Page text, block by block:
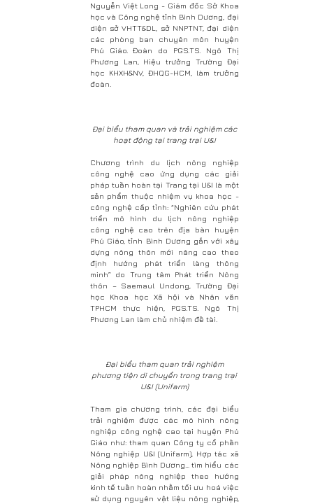
Nguyễn Việt Long - Giám đốc Sở Khoa
học và Công nghệ tỉnh Bình Dương, đại
diện sở VHTT&DL, sở NNPTNT, đại diện
các phòng ban chuyên môn huyện
Phú Giáo. Đoàn do PGS.TS. Ngô Thị
Phương Lan, Hiệu trưởng Trường Đại
học KHXH&NV, ĐHQG-HCM, làm trưởng
đoàn.
Đại biểu tham quan và trải nghiệm các
hoạt động tại trang trại U&I
Chương trình du lịch nông nghiệp
công nghệ cao ứng dụng các giải
pháp tuần hoàn tại Trang tại U&I là một
sản phẩm thuộc nhiệm vụ khoa học -
công nghệ cấp tỉnh: “Nghiên cứu phát
triển mô hình du lịch nông nghiệp
công nghệ cao trên địa bàn huyện
Phú Giáo, tỉnh Bình Dương gắn với xây
dựng nông thôn mới nâng cao theo
định hướng phát triển làng thông
minh” do Trung tâm Phát triển Nông
thôn – Saemaul Undong, Trường Đại
học Khoa học Xã hội và Nhân văn
TPHCM thực hiện, PGS.TS. Ngô Thị
Phương Lan làm chủ nhiệm đề tài.
Đại biểu tham quan trải nghiệm
phương tiện di chuyển trong trang trại
U&I (Unifarm)
Tham gia chương trình, các đại biểu
trải nghiệm được các mô hình nông
nghiệp công nghệ cao tại huyện Phú
Giáo như: tham quan Công ty cổ phần
Nông nghiệp U&I (Unifarm), Hợp tác xã
Nông nghiệp Bình Dương… tìm hiểu các
giải pháp nông nghiệp theo hướng
kinh tế tuần hoàn nhằm tối ưu hoá việc
sử dụng nguyên vật liệu nông nghiệp,